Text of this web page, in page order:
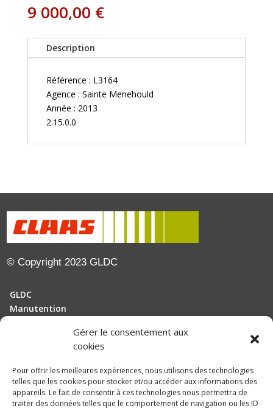
Gérer le consentement aux
cookies
Pour offrir les meilleures expériences, nous utilisons des technologies
telles que les cookies pour stocker et/ou accéder aux informations des
appareils. Le fait de consentir à ces technologies nous permettra de
traiter des données telles que le comportement de navigation ou les ID
9 000,00 €
Description
Référence : L3164
Agence : Sainte Menehould
Année : 2013
2.15.0.0
© Copyright 2023 GLDC
GLDC
Manutention
Actualités
Recrutement